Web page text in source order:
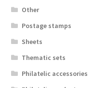
Other
Postage stamps
Sheets
Thematic sets
Philatelic accessories